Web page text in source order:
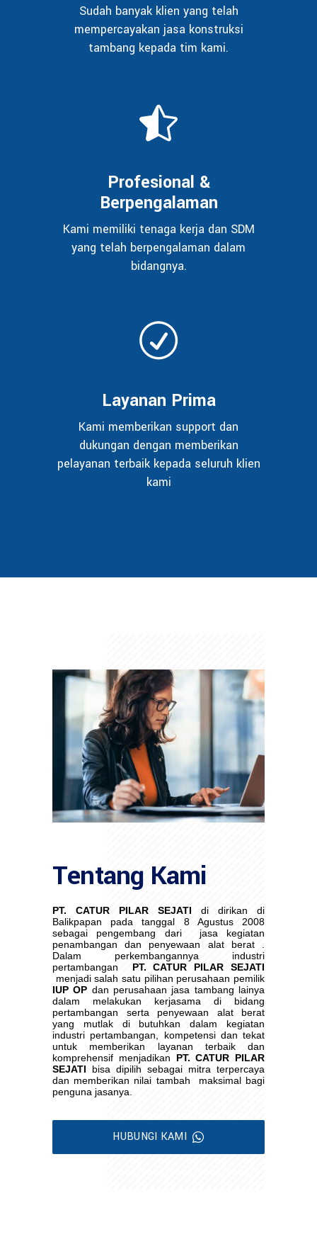
Sudah banyak klien yang telah
mempercayakan jasa konstruksi
tambang kepada tim kami.
Profesional &
Berpengalaman
Kami memiliki tenaga kerja dan SDM
yang telah berpengalaman dalam
bidangnya.
Layanan Prima
Kami memberikan support dan
dukungan dengan memberikan
pelayanan terbaik kepada seluruh klien
kami
Tentang Kami
PT. CATUR PILAR SEJATI di dirikan di
Balikpapan pada tanggal 8 Agustus 2008
sebagai pengembang dari
jasa kegiatan
penambangan dan penyewaan alat berat .
Dalam perkembangannya industri
pertambangan
PT. CATUR PILAR SEJATI
menjadi salah satu pilihan perusahaan pemilik
IUP OP dan perusahaan jasa tambang lainya
dalam melakukan kerjasama di bidang
pertambangan serta penyewaan alat berat
yang mutlak di butuhkan dalam kegiatan
industri pertambangan, kompetensi dan tekat
untuk memberikan layanan terbaik dan
komprehensif menjadikan PT. CATUR PILAR
SEJATI bisa dipilih sebagai mitra terpercaya
dan memberikan nilai tambah
maksimal bagi
penguna jasanya.
HUBUNGI KAMI